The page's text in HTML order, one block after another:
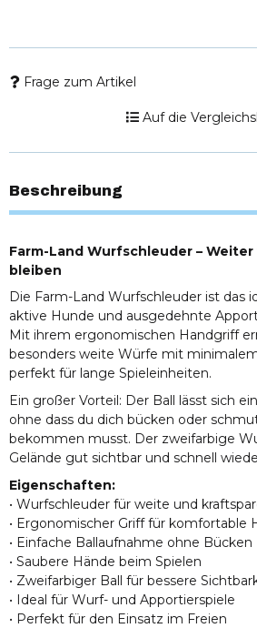
Frage zum Artikel
Auf die
Beschreibung
Farm-Land Wurfschleuder –
bleiben
Die Farm-Land Wurfschleuder ist das
aktive Hunde und ausgedehnte
Mit ihrem ergonomischen Handgriff
besonders weite Würfe mit
perfekt für lange Spieleinheiten.
Ein großer Vorteil: Der Ball lässt sich
ohne dass du dich bücken oder
bekommen musst. Der zweifarbige
Gelände gut sichtbar und schnell
Eigenschaften:
• Wurfschleuder für weite und
• Ergonomischer Griff für komfortable
• Einfache Ballaufnahme ohne Bücken
• Saubere Hände beim Spielen
• Zweifarbiger Ball für bessere
• Ideal für Wurf- und Apportierspiele
• Perfekt für den Einsatz im Freien